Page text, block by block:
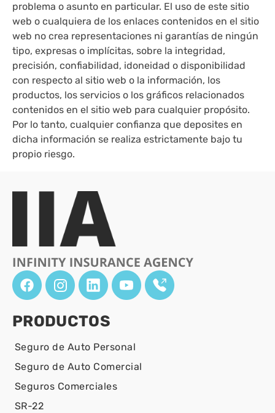
problema o asunto en particular. El uso de este sitio
web o cualquiera de los enlaces contenidos en el sitio
web no crea representaciones ni garantías de ningún
tipo, expresas o implícitas, sobre la integridad,
precisión, confiabilidad, idoneidad o disponibilidad
con respecto al sitio web o la información, los
productos, los servicios o los gráficos relacionados
contenidos en el sitio web para cualquier propósito.
Por lo tanto, cualquier confianza que deposites en
dicha información se realiza estrictamente bajo tu
propio riesgo.
PRODUCTOS
Seguro de Auto Personal
Seguro de Auto Comercial
Seguros Comerciales
SR-22